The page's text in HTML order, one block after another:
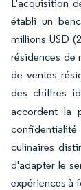
L'acquisition
établi un
millions USD
résidences de
de ventes
des chiffres
accordent la
culinaires
d'adapter le
expériences à